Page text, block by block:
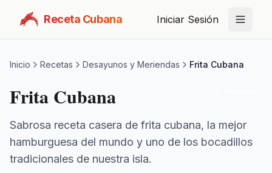
Receta Cubana Iniciar Sesión
Inicio Recetas Desayunos y Meriendas Frita Cubana
Frita Cubana
Sabrosa receta casera de frita cubana, la mejor
hamburguesa del mundo y uno de los bocadillos
tradicionales de nuestra isla.